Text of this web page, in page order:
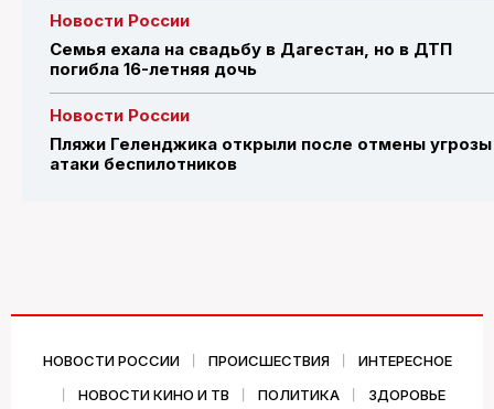
Новости России
Семья ехала на свадьбу в Дагестан, но в ДТП
погибла 16-летняя дочь
Новости России
Пляжи Геленджика открыли после отмены угрозы
атаки беспилотников
НОВОСТИ РОССИИ ПРОИСШЕСТВИЯ
ИНТЕРЕСНОЕ
НОВОСТИ КИНО И ТВ
ПОЛИТИКА ЗДОРОВЬЕ